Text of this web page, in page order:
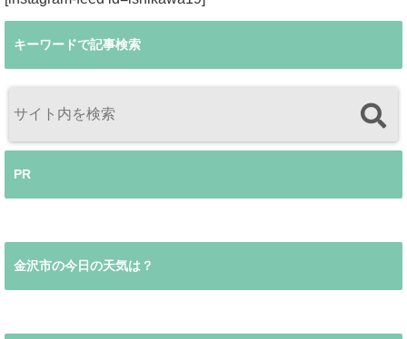
キーワードで記事検索
PR
金沢市の今日の天気は？